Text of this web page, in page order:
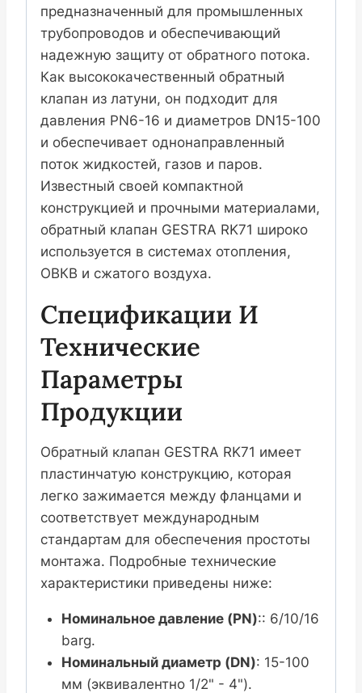
предназначенный для промышленных
трубопроводов и обеспечивающий
надежную защиту от обратного потока.
Как высококачественный обратный
клапан из латуни, он подходит для
давления PN6-16 и диаметров DN15-100
и обеспечивает однонаправленный
поток жидкостей, газов и паров.
Известный своей компактной
конструкцией и прочными материалами,
обратный клапан GESTRA RK71 широко
используется в системах отопления,
ОВКВ и сжатого воздуха.
Спецификации И
Технические
Параметры
Продукции
Обратный клапан GESTRA RK71 имеет
пластинчатую конструкцию, которая
легко зажимается между фланцами и
соответствует международным
стандартам для обеспечения простоты
монтажа. Подробные технические
характеристики приведены ниже:
Номинальное давление (PN):: 6/10/16
barg.
Номинальный диаметр (DN): 15-100
мм (эквивалентно 1/2" - 4").